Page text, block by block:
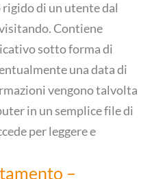
di un utente dal
Contiene
sotto forma di
una data di
vengono talvolta
in un semplice file di
per leggere e
–